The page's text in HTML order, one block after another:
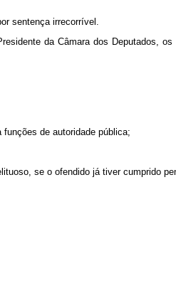
sentença irrecorrível.
da Câmara dos Deputados, os
de autoridade pública;
se o ofendido já tiver cumprido